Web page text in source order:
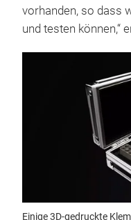
vorhanden, so dass
und testen können,“
Einige 3D-gedruckte